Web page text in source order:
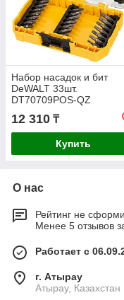
Набор насадок и бит
DeWALT 33шт.
DT70709POS-QZ
12 310 ₸
Купить
О нас
Рейтинг не
Менее 5 отзывов
Работает с
г. Атырау
Атырау, Казахстан